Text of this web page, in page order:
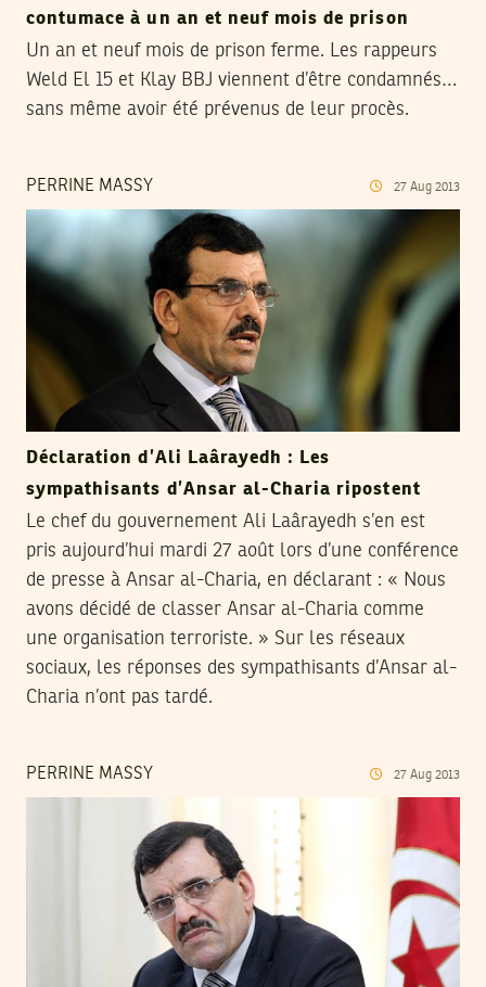
contumace à un an et neuf mois de prison
Un an et neuf mois de prison ferme. Les rappeurs
Weld El 15 et Klay BBJ viennent d’être condamnés…
sans même avoir été prévenus de leur procès.
PERRINE MASSY 27 Aug 2013
Déclaration d’Ali Laârayedh : Les
sympathisants d’Ansar al-Charia ripostent
Le chef du gouvernement Ali Laârayedh s’en est
pris aujourd’hui mardi 27 août lors d’une conférence
de presse à Ansar al-Charia, en déclarant : « Nous
avons décidé de classer Ansar al-Charia comme
une organisation terroriste. » Sur les réseaux
sociaux, les réponses des sympathisants d’Ansar al-
Charia n’ont pas tardé.
PERRINE MASSY 27 Aug 2013